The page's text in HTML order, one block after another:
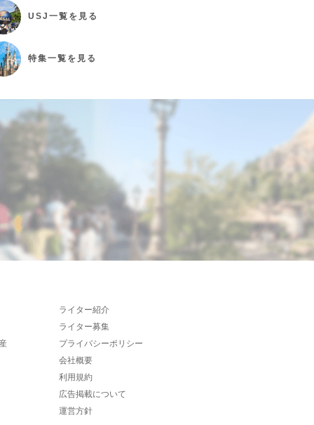
USJ 一覧を見る
特集一覧を見る
ライター紹介
ライター募集
プライバシーポリシー
会社概要
利用規約
広告掲載について
運営方針